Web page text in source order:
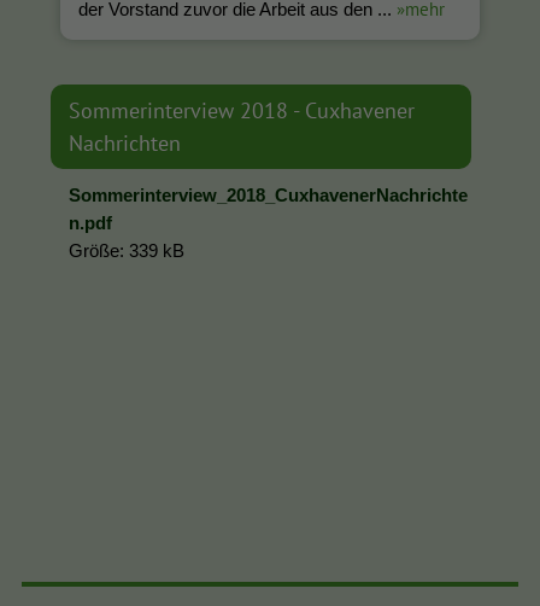
der Vorstand zuvor die Arbeit aus den ... »mehr
Sommerinterview 2018 - Cuxhavener
Nachrichten
Sommerinterview_2018_CuxhavenerNachrichte
n.pdf
Größe: 339 kB